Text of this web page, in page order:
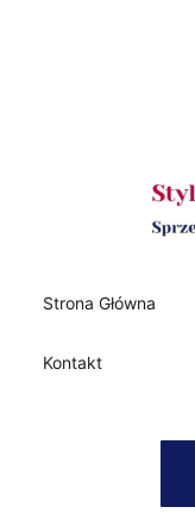
Strona Główna
Kontakt